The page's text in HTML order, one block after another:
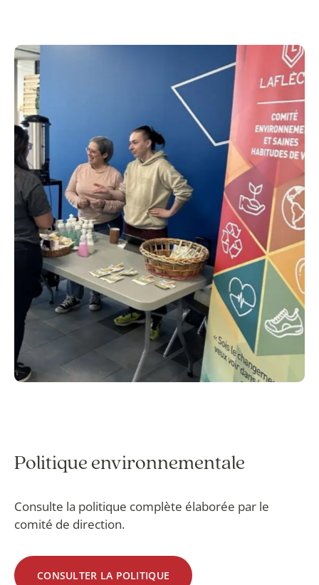
Politique environnementale
Consulte la politique complète élaborée par le
comité de direction.
CONSULTER LA POLITIQUE